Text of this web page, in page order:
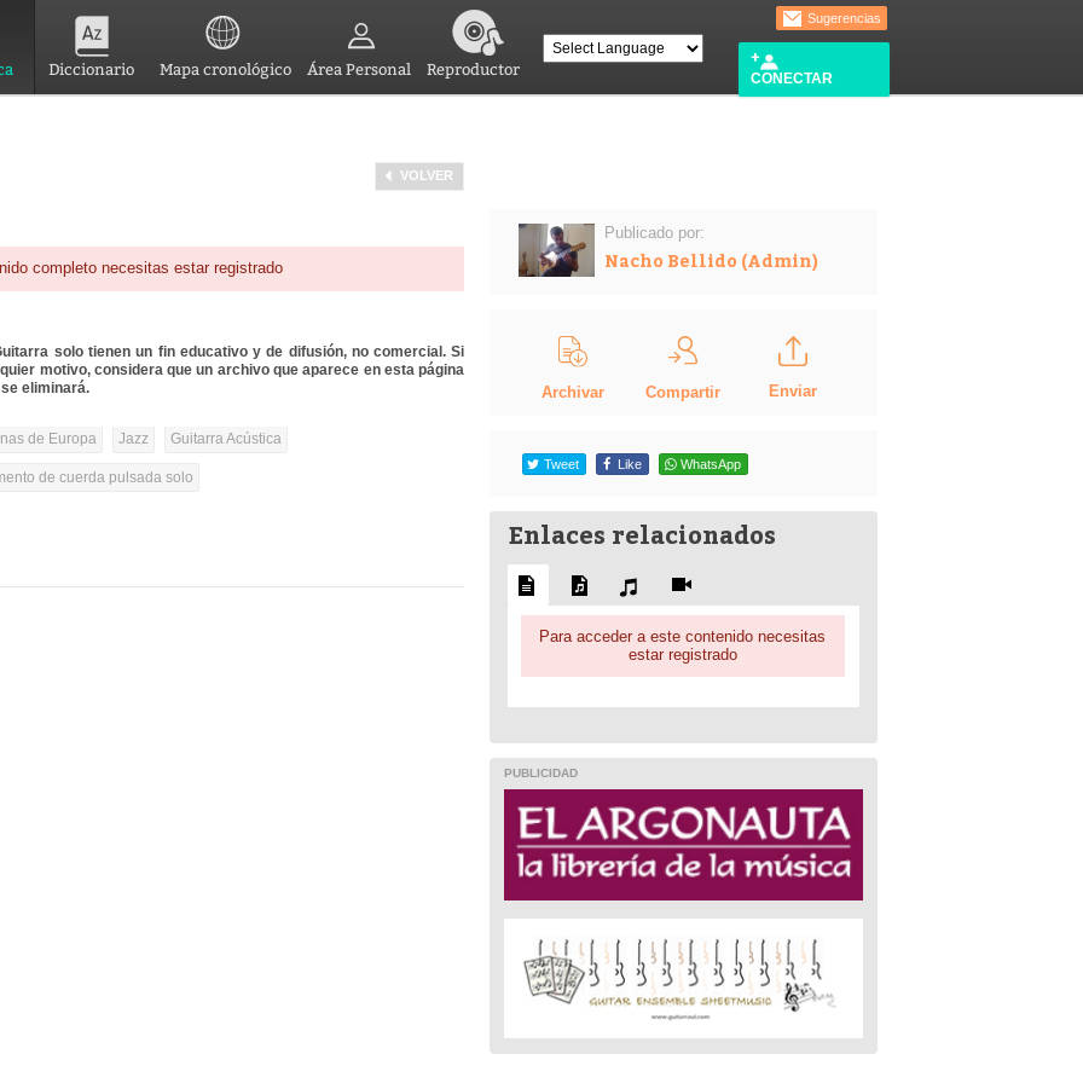
Diccionario Mapa cronológico Área Personal Reproductor
Sugerencias
CONECTAR
VOLVER
completo necesitas estar registrado
solo tienen un fin educativo y de difusión, no comercial. Si
motivo, considera que un archivo que aparece en esta página
eliminará.
de Europa Jazz Guitarra Acústica
de cuerda pulsada solo
Publicado por:
Nacho Bellido (Admin)
Archivar Compartir Enviar
Tweet Like WhatsApp
Enlaces relacionados
Para acceder a este contenido necesitas
estar registrado
PUBLICIDAD